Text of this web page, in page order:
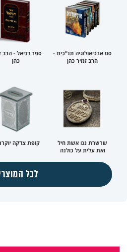
סט ארכיאולוגיה תנ"כית -
הרב זמיר כהן
ספר דניאל - הרב
כהן
שרשרת ננו אשת חיל
ואת עלית על כולנה
קופת צדקה
לכל